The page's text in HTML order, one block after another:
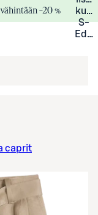
–20 %
S-
caprit